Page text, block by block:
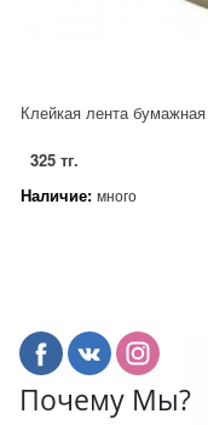
Клейкая лента
325 тг.
Наличие: много
Почему Мы?